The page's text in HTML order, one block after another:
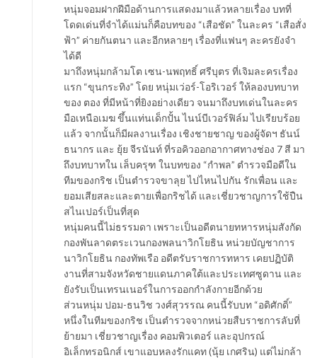
หนุ่มจอมฝากฝีมือด้านการแสดงมาแล้วหลายเรื่อง บทที่
โดดเด่นที่จำได้แม่นก็คือบทของ “เสือชัด” ในละคร “เสือสั่ง
ฟ้า” ค่ายกันตนา และอีกหลายๆ เรื่องที่แฟนๆ ละครยังจำ
ได้ดี
มาถึงหนุ่มกล้ามโต เซน-นพฤทธิ์ ศรีบุตร ที่เจิมละครเรื่อง
แรก “ขุนกระทิง” โดย หนุ่มเว่อร์-โอริเวอร์ ให้ลองบทบาท
ของ ตอง ที่มีหน้าที่ยิงอย่างเดียว จนมาถึงบทเด่นในละคร
มือเหนือเมฆ ขึ้นแท่นเด็กปั้น ไนน์บีเวอร์ฟิล์ม ไปเรียบร้อย
แล้ว จากนั้นก็มีผลงานเรื่อง เชิงชายชาญ ของผู้จัดฯ ธันน์
ธนากร และ ยุ้ย จีรนันท์ ที่รอคิวออกอากาศทางช่อง 7 สี มา
ถึงบทบาทใน เล็บครุฑ ในบทของ “กำพล” ตำรวจมือดีใน
ทีมของกริช เป็นตำรวจขาลุย ไปไหนไปกัน รักเพื่อน และ
ยอมเสียสละและตายเพื่อกริชได้ และเชี่ยวชาญการใช้ปืน
สไนเปอร์เป็นที่สุด
หนุ่มคนนี้ไม่ธรรมดา เพราะเป็นอดีตนายทหารหนุ่มสังกัด
กองพันลาดตระเวนกองพลนาวิกโยธิน หน่วยบัญชาการ
นาวิกโยธิน กองทัพเรือ อดีตรับราชการทหาร เคยปฏิบัติ
งานที่สามจังหวัดชายแดนภาคใต้และประเทศซูดาน และ
ยังรับเป็นเทรนเนอร์ในการออกกำลังกายอีกด้วย
ส่วนหนุ่ม ปอม-ธนวิช วงศ์สุวรรณ คนนี้รับบท “อดิศักดิ์”
หนึ่งในทีมของกริช เป็นตำรวจจากหน่วยสืบราชการลับที่
ย้ายมา เชี่ยวชาญเรื่อง คอมพิวเตอร์ และอุปกรณ์
อิเล็กทรอนิกส์ เขาแอบหลงรักแคท (นุ้ย เกศริน) แต่ไม่กล้า